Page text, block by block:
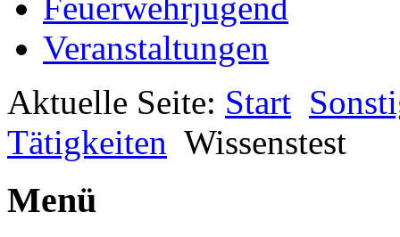
Veranstaltungen
Aktuelle Seite: Start
Tätigkeiten Wissenstest
Menü